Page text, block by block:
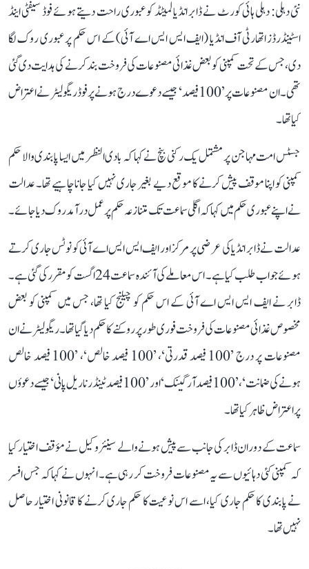
نئی دہلی: دہلی ہائی کورٹ نے ڈابر انڈیا لمیٹڈ کو عبوری راحت دیتے ہوئے فوڈ سیفٹی اینڈ
اسٹینڈرڈز اتھارٹی آف انڈیا (ایف ایس ایس اے آئی) کے اس حکم پر عبوری روک لگا
دی، جس کے تحت کمپنی کو بعض غذائی مصنوعات کی فروخت بند کرنے کی ہدایت دی گئی
تھی۔ ان مصنوعات پر ’100 فیصد‘ جیسے دعوے درج ہونے پر فوڈ ریگولیٹر نے اعتراض
کیا تھا۔
جسٹس امت مہاجن پر مشتمل یک رکنی بنچ نے کہا کہ بادی النظر میں ایسا پابندی والا حکم
کمپنی کو اپنا موقف پیش کرنے کا موقع دیے بغیر جاری نہیں کیا جانا چاہیے تھا۔ عدالت
نے اپنے عبوری حکم میں کہا کہ اگلی سماعت تک متنازعہ حکم پر عمل درآمد روک دیا جائے۔
عدالت نے ڈابر انڈیا کی عرضی پر مرکز اور ایف ایس ایس اے آئی کو نوٹس جاری کرتے
ہوئے جواب طلب کیا ہے۔ اس معاملے کی آئندہ سماعت 24 اگست کو مقرر کی گئی ہے۔
ڈابر نے ایف ایس ایس اے آئی کے اس حکم کو چیلنج کیا تھا، جس میں کمپنی کو بعض
مخصوص غذائی مصنوعات کی فروخت فوری طور پر روکنے کا حکم دیا گیا تھا۔ ریگولیٹر نے ان
مصنوعات پر درج ’100 فیصد قدرتی‘، ’100 فیصد خالص‘، ’100 فیصد خالص
ہونے کی ضمانت‘، ’100 فیصد آرگینک‘ اور ’100 فیصد ٹینڈر ناریل پانی‘ جیسے دعوؤں
پر اعتراض ظاہر کیا تھا۔
سماعت کے دوران ڈابر کی جانب سے پیش ہونے والے سینئر وکیل نے مؤقف اختیار کیا
کہ کمپنی کئی دہائیوں سے یہ مصنوعات فروخت کر رہی ہے۔ انہوں نے کہا کہ جس افسر
نے پابندی کا حکم جاری کیا، اسے اس نوعیت کا حکم جاری کرنے کا قانونی اختیار حاصل
نہیں تھا۔